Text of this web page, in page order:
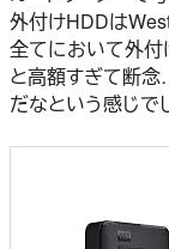
外付けHDDは
全てにおいて外
と高額すぎて断
だなという感じで